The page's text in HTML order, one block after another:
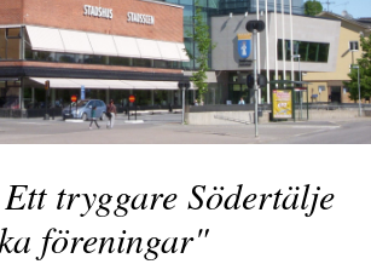
tryggare Södertälje
föreningar"